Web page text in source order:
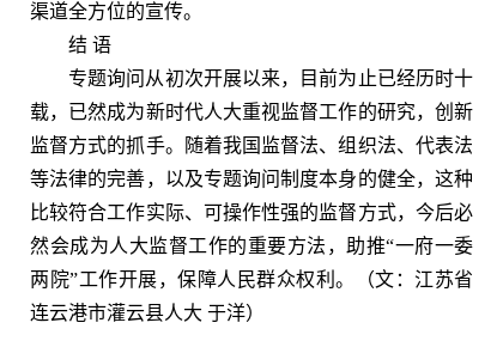
渠道全方位的宣传。
结 语
专题询问从初次开展以来，目前为止已经历时十
载，已然成为新时代人大重视监督工作的研究，创新
监督方式的抓手。随着我国监督法、组织法、代表法
等法律的完善，以及专题询问制度本身的健全，这种
比较符合工作实际、可操作性强的监督方式，今后必
然会成为人大监督工作的重要方法，助推“一府一委
两院”工作开展，保障人民群众权利。（文：江苏省
连云港市灌云县人大 于洋）